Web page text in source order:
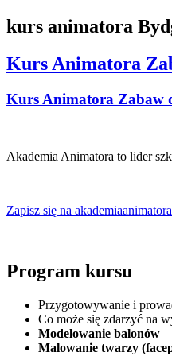
kurs animatora
Kurs Animatora
Kurs Animatora Zabaw
Akademia Animatora to lider
Zapisz się na
Program kursu
Przygotowywanie i
Co może się zdarzyć na
Modelowanie balonów
Malowanie twarzy